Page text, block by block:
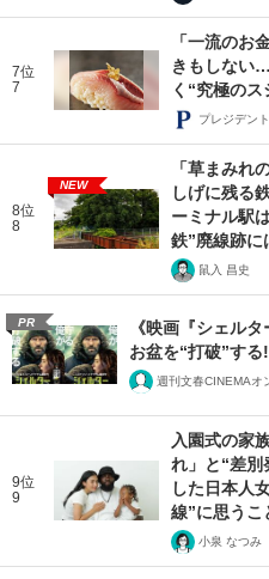
7位
7
「一流のお
きもしない
く“究極の
プレジデン
8位
8
NEW
「草まみれ
しげに残る
ーミナル駅
鉄”廃線跡に
鼠入 昌史
PR
《映画『シェル
お盆を“打破”する
週刊文春CINEMAオ
9位
9
入園式の家
れ」と“差
した日本人
線”に思うこ
小泉 なつみ